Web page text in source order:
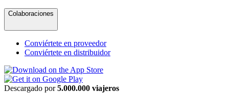
Colaboraciones
Conviértete en proveedor
Conviértete en distribuidor
Descargado por5.000.000 viajeros